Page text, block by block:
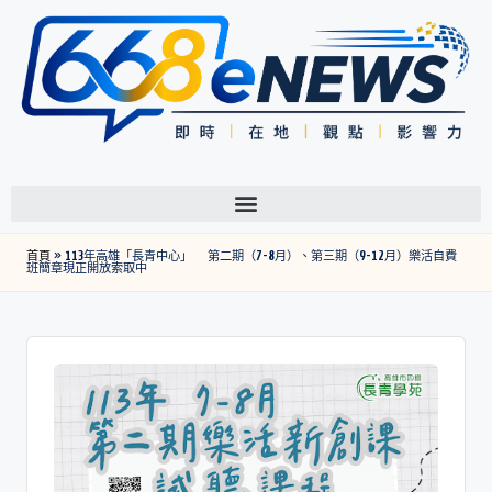
首頁» 113年高雄「長青中心」 第二期（7-8月）、第三期（9-12月）樂活自費
班簡章現正開放索取中